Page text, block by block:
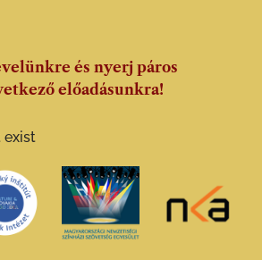
és nyerj páros
előadásunkra!
exist